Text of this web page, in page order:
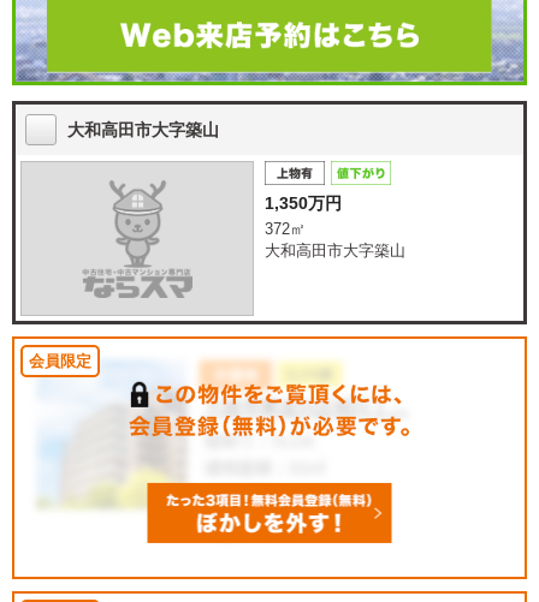
大和高田市大字築山
1,350万円
372㎡
大和高田市大字築山